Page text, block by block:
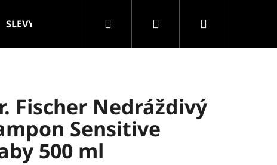
SLEVY VELKOOBCHOD
Hledat PřihlášeníNákupní
Fischer Nedráždivý
Sensitive
500 ml